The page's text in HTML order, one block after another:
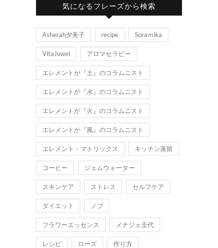
気になるフレーズから検索
Asherah夕美子 recipe Soraｍika
VitaJuwel アロマセラピー
エレメントが『土』のコラムニスト
エレメントが『水』のコラムニスト
エレメントが『火』のコラムニスト
エレメントが『風』のコラムニスト
エレメント・マトリックス キッチン蒸留
コーヒー ジェムウォーター
スキンケア ストレス セルフケア
ダイエット ノブ
フラワーエッセンス メナジェ圭代
レシピ ローズ 作り方